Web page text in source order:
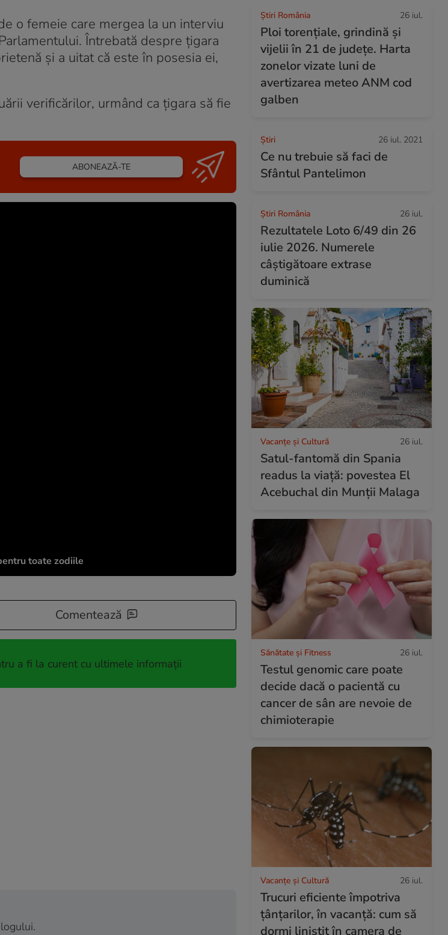
o femeie care mergea la un interviu
Întrebată despre țigara
și a uitat că este în posesia ei,
verificărilor, urmând ca țigara să fie
ABONEAZĂ-TE
toate zodiile
Comentează
a fi la curent cu ultimele informații
Știri România 26 iul.
Ploi torențiale, grindină și
vijelii în 21 de județe. Harta
zonelor vizate luni de
avertizarea meteo ANM cod
galben
Ştiri 26 iul. 2021
Ce nu trebuie să faci de
Sfântul Pantelimon
Știri România 26 iul.
Rezultatele Loto 6/49 din 26
iulie 2026. Numerele
câștigătoare extrase
duminică
Vacanțe și Cultură 26 iul.
Satul-fantomă din Spania
readus la viață: povestea El
Acebuchal din Munții Malaga
Sănătate și Fitness 26 iul.
Testul genomic care poate
decide dacă o pacientă cu
cancer de sân are nevoie de
chimioterapie
Vacanțe și Cultură 26 iul.
Trucuri eficiente împotriva
țânțarilor, în vacanță: cum să
dormi liniștit în camera de